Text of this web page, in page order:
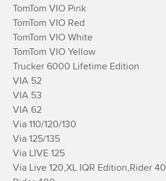
TomTom VIO Pink
TomTom VIO Red
TomTom VIO White
TomTom VIO Yellow
Trucker 6000 Lifetime Edition
VIA 52
VIA 53
VIA 62
Via 110/120/130
Via 125/135
Via LIVE 125
Via Live 120,XL IQR Edition,­Rider 40